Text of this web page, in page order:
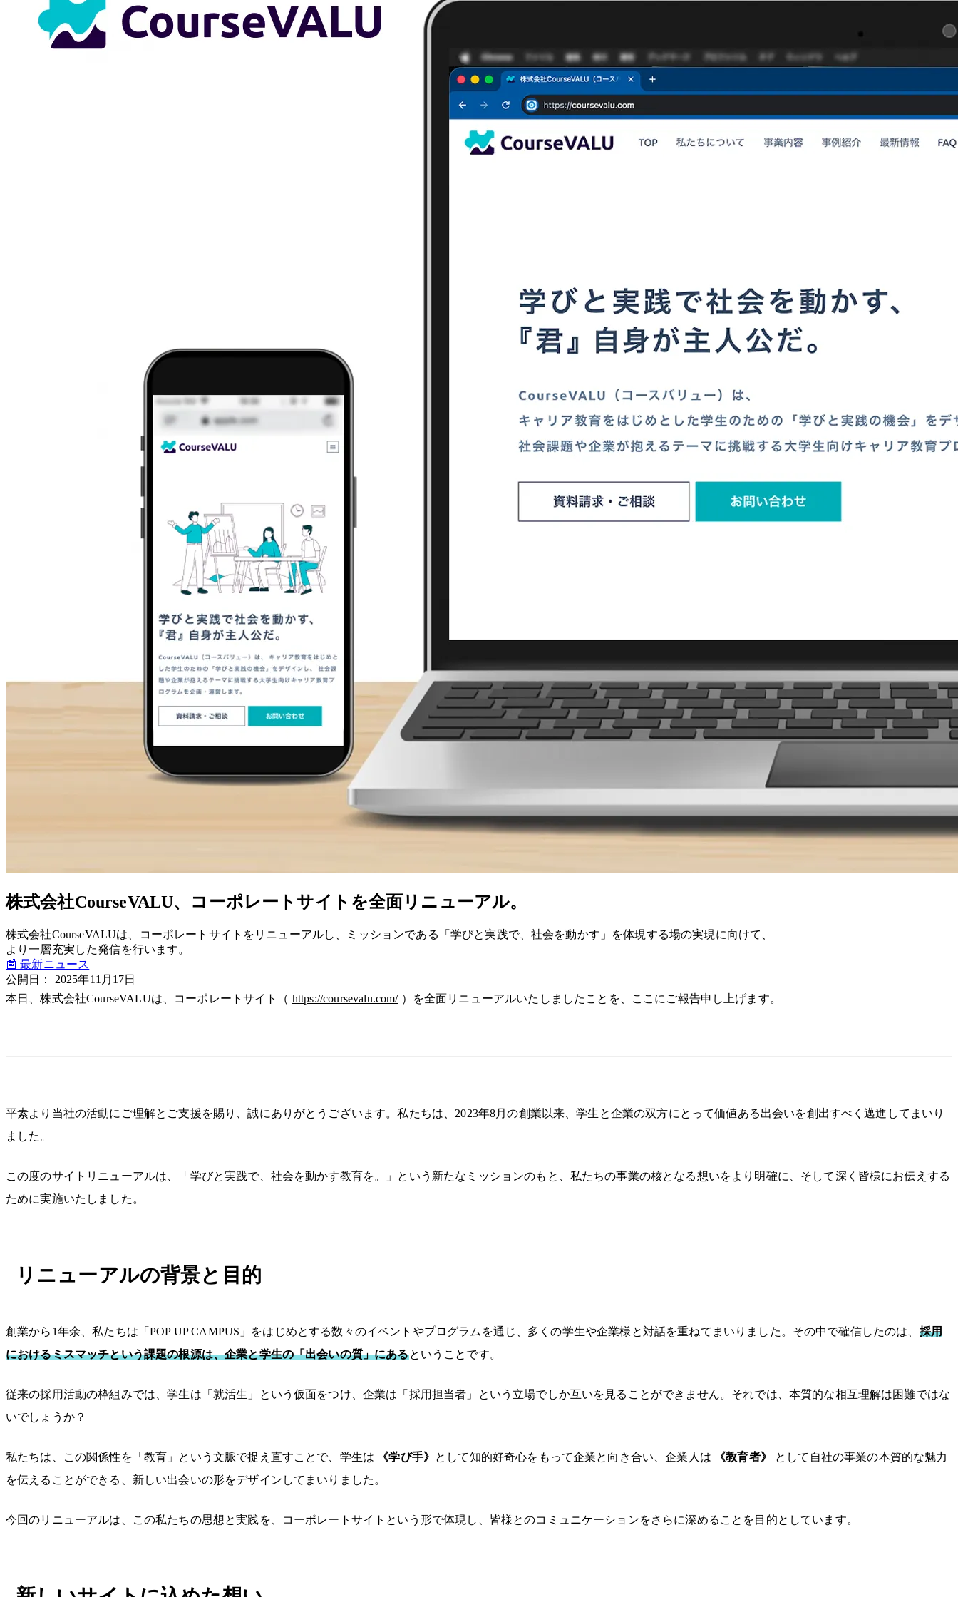
株式会社CourseVALU、コーポレートサイトを全面リニューアル。
株式会社CourseVALUは、コーポレートサイトをリニューアルし、ミッションである「学びと実践で、社会を動かす」を体現する場の実現に向けて、
より一層充実した発信を行います。
📰 最新ニュース
公開日： 2025年11月17日
本日、株式会社CourseVALUは、コーポレートサイト（ https://coursevalu.com/）を全面リニューアルいたしましたことを、ここにご報告申し上げます。
平素より当社の活動にご理解とご支援を賜り、誠にありがとうございます。私たちは、2023年8月の創業以来、学生と企業の双方にとって価値ある出会いを創出すべく邁進してまいり
ました。
この度のサイトリニューアルは、「学びと実践で、社会を動かす教育を。」という新たなミッションのもと、私たちの事業の核となる想いをより明確に、そして深く皆様にお伝えする
ために実施いたしました。
リニューアルの背景と目的
創業から1年余、私たちは「POP UP CAMPUS」をはじめとする数々のイベントやプログラムを通じ、多くの学生や企業様と対話を重ねてまいりました。その中で確信したのは、 採用
におけるミスマッチという課題の根源は、企業と学生の「出会いの質」にあるということです。
従来の採用活動の枠組みでは、学生は「就活生」という仮面をつけ、企業は「採用担当者」という立場でしか互いを見ることができません。それでは、本質的な相互理解は困難ではな
いでしょうか？
私たちは、この関係性を「教育」という文脈で捉え直すことで、学生は 《学び手》 として知的好奇心をもって企業と向き合い、企業人は 《教育者》
として自社の事業の本質的な魅力
を伝えることができる、新しい出会いの形をデザインしてまいりました。
今回のリニューアルは、この私たちの思想と実践を、コーポレートサイトという形で体現し、皆様とのコミュニケーションをさらに深めることを目的としています。